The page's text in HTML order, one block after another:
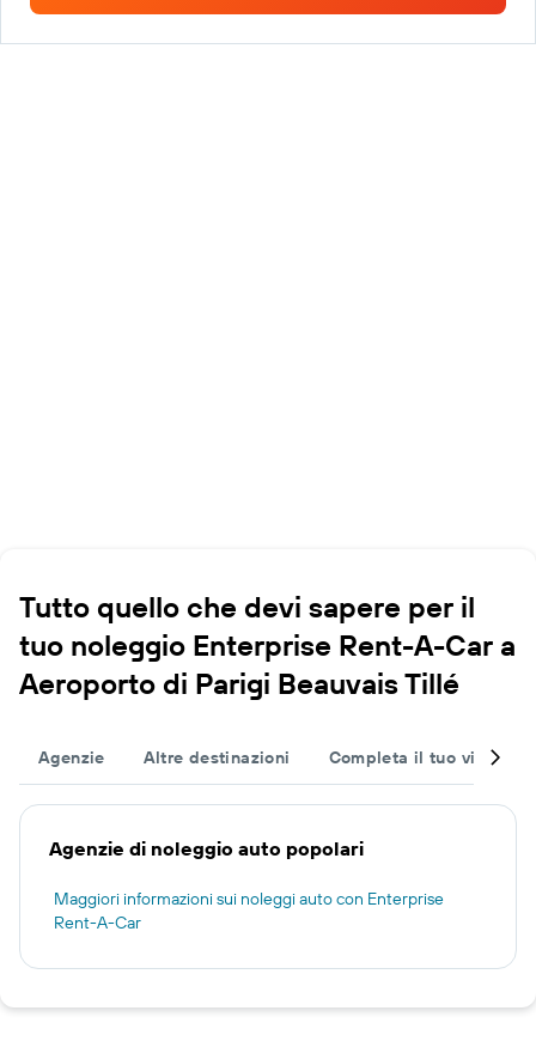
Tutto quello che devi sapere per il
tuo noleggio Enterprise Rent-A-Car a
Aeroporto di Parigi Beauvais Tillé
Agenzie Altre destinazioni Completa il tuo viaggio
Agenzie di noleggio auto popolari
Maggiori informazioni sui noleggi auto con Enterprise
Rent-A-Car